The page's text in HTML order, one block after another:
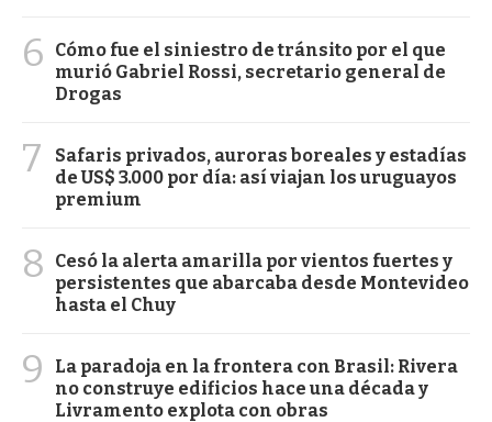
6
Cómo fue el siniestro de tránsito por el que
murió Gabriel Rossi, secretario general de
Drogas
7
Safaris privados, auroras boreales y estadías
de US$ 3.000 por día: así viajan los uruguayos
premium
8
Cesó la alerta amarilla por vientos fuertes y
persistentes que abarcaba desde Montevideo
hasta el Chuy
9
La paradoja en la frontera con Brasil: Rivera
no construye edificios hace una década y
Livramento explota con obras